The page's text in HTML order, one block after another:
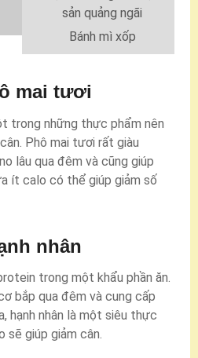
Bánh mì xốp
mai tươi
trong những thực phẩm nên
Phô mai tươi rất giàu
lâu qua đêm và cũng giúp
ít calo có thể giúp giảm số
nhân
trong một khẩu phần ăn.
bắp qua đêm và cung cấp
hạnh nhân là một siêu thực
sẽ giúp giảm cân.